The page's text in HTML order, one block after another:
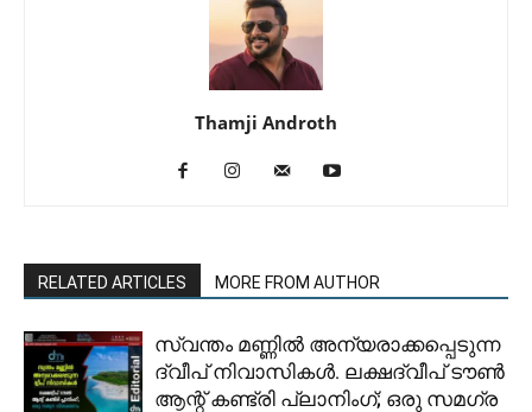
Thamji Androth
RELATED ARTICLES MORE FROM AUTHOR
സ്വന്തം മണ്ണിൽ അന്യരാക്കപ്പെടുന്ന
ദ്വീപ് നിവാസികൾ. ലക്ഷദ്വീപ് ടൗൺ
ആന്റ് കണ്ട്രി പ്ലാനിംഗ്; ഒരു സമഗ്ര